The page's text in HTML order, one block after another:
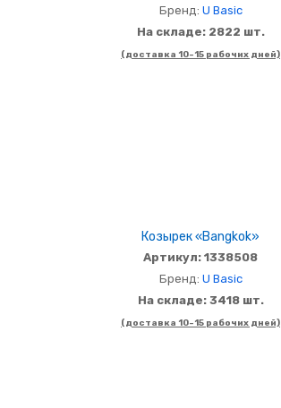
Бренд: U Basic
На складе: 2822 шт.
(доставка 10-15 рабочих дней)
Козырек «Bangkok»
Артикул: 1338508
Бренд: U Basic
На складе: 3418 шт.
(доставка 10-15 рабочих дней)